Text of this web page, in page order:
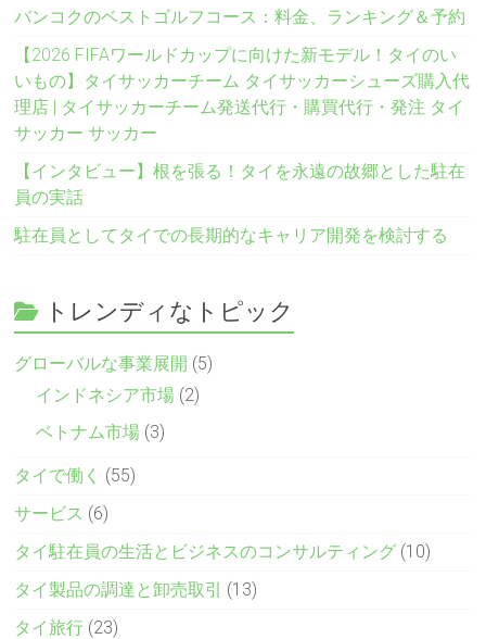
バンコクのベストゴルフコース：料金、ランキング＆予約
【2026 FIFAワールドカップに向けた新モデル！タイのい
いもの】タイサッカーチーム タイサッカーシューズ購入代
理店 | タイサッカーチーム発送代行・購買代行・発注 タイ
サッカー サッカー
【インタビュー】根を張る！タイを永遠の故郷とした駐在
員の実話
駐在員としてタイでの長期的なキャリア開発を検討する
トレンディなトピック
グローバルな事業展開 (5)
インドネシア市場 (2)
ベトナム市場 (3)
タイで働く (55)
サービス (6)
タイ駐在員の生活とビジネスのコンサルティング (10)
タイ製品の調達と卸売取引 (13)
タイ旅行 (23)